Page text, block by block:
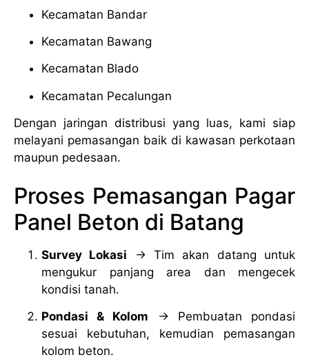
Kecamatan Bandar
Kecamatan Bawang
Kecamatan Blado
Kecamatan Pecalungan
Dengan jaringan distribusi yang luas, kami siap
melayani pemasangan baik di kawasan perkotaan
maupun pedesaan.
Proses Pemasangan Pagar
Panel Beton di Batang
Survey Lokasi → Tim akan datang untuk
mengukur panjang area dan mengecek
kondisi tanah.
Pondasi & Kolom → Pembuatan pondasi
sesuai kebutuhan, kemudian pemasangan
kolom beton.